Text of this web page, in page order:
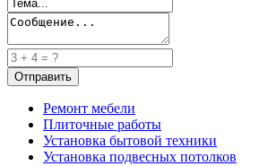
Ремонт мебели
Плиточные работы
Установка бытовой техники
Установка подвесных потолков